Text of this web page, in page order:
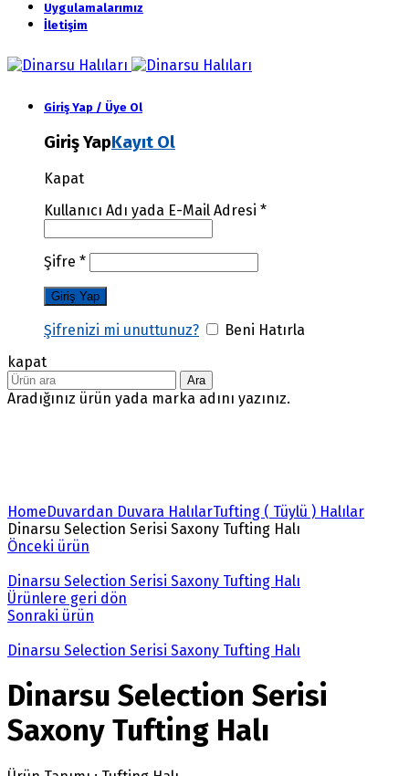
Uygulamalarımız
İletişim
Giriş Yap / Üye Ol
Giriş YapKayıt Ol
Kapat
Kullanıcı Adı yada E-Mail Adresi *
Şifre *
Şifrenizi mi unuttunuz?
Beni Hatırla
kapat
Ara
Aradığınız ürün yada marka adını yazınız.
HomeDuvardan Duvara HalılarTufting ( Tüylü ) Halılar
Dinarsu Selection Serisi Saxony Tufting Halı
Önceki ürün
Dinarsu Selection Serisi Saxony Tufting Halı
Ürünlere geri dön
Sonraki ürün
Dinarsu Selection Serisi Saxony Tufting Halı
Dinarsu Selection Serisi
Saxony Tufting Halı